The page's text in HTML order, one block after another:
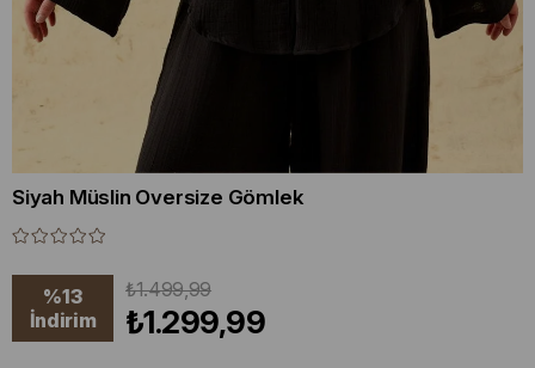
Siyah Müslin Oversize Gömlek
%13
İndirim
₺1.499,99
₺1.299,99